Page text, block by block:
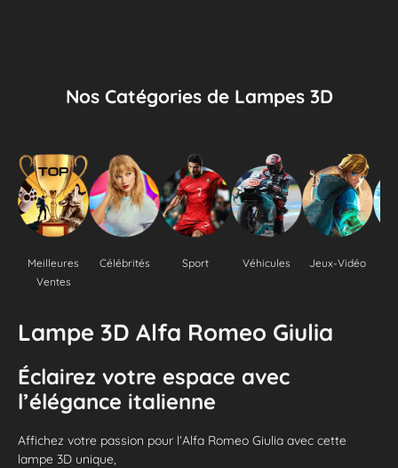
Nos Catégories de Lampes 3D
Meilleures
Ventes
Célébrités Sport Véhicules Jeux-Vidéo
Lampe 3D Alfa Romeo Giulia
Éclairez votre espace avec
l’élégance italienne
Affichez votre passion pour l’Alfa Romeo Giulia avec cette
lampe 3D unique,